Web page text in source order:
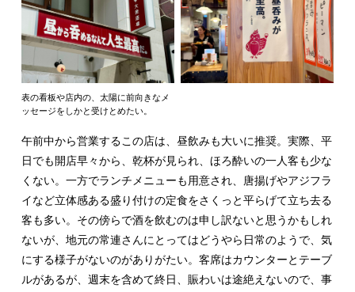
表の看板や店内の、太陽に前向きなメ
ッセージをしかと受けとめたい。
午前中から営業するこの店は、昼飲みも大いに推奨。実際、平
日でも開店早々から、乾杯が見られ、ほろ酔いの一人客も少な
くない。一方でランチメニューも用意され、唐揚げやアジフラ
イなど立体感ある盛り付けの定食をさくっと平らげて立ち去る
客も多い。その傍らで酒を飲むのは申し訳ないと思うかもしれ
ないが、地元の常連さんにとってはどうやら日常のようで、気
にする様子がないのがありがたい。客席はカウンターとテーブ
ルがあるが、週末を含めて終日、賑わいは途絶えないので、事